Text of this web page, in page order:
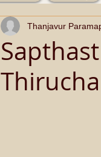
Thanjavur